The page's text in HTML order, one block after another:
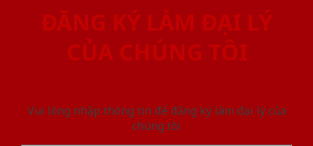
ĐĂNG KÝ LÀM ĐẠI LÝ
CỦA CHÚNG TÔI
Vui lòng nhập thông tin để đăng ký làm đại lý của
chúng tôi